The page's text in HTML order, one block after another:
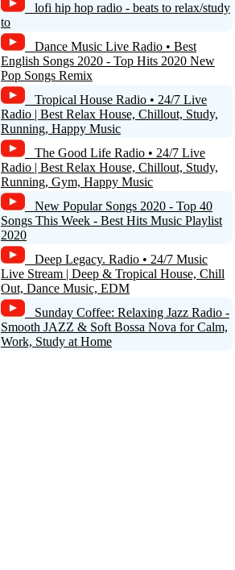
lofi hip hop radio - beats to relax/study
to
Dance Music Live Radio • Best
English Songs 2020 - Top Hits 2020 New
Pop Songs Remix
Tropical House Radio • 24/7 Live
Radio | Best Relax House, Chillout, Study,
Running, Happy Music
The Good Life Radio • 24/7 Live
Radio | Best Relax House, Chillout, Study,
Running, Gym, Happy Music
New Popular Songs 2020 - Top 40
Songs This Week - Best Hits Music Playlist
2020
Deep Legacy. Radio • 24/7 Music
Live Stream | Deep & Tropical House, Chill
Out, Dance Music, EDM
Sunday Coffee: Relaxing Jazz Radio -
Smooth JAZZ & Soft Bossa Nova for Calm,
Work, Study at Home